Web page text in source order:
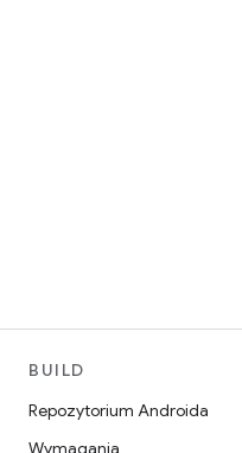
BUILD
Repozytorium Androida
Wymagania